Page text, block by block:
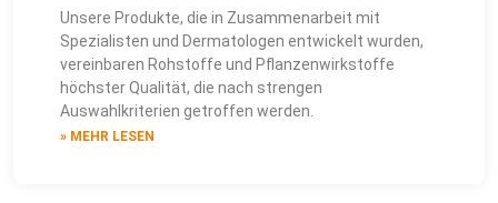
Unsere Produkte, die in Zusammenarbeit mit
Spezialisten und Dermatologen entwickelt wurden,
vereinbaren Rohstoffe und Pflanzenwirkstoffe
höchster Qualität, die nach strengen
Auswahlkriterien getroffen werden.
» MEHR LESEN